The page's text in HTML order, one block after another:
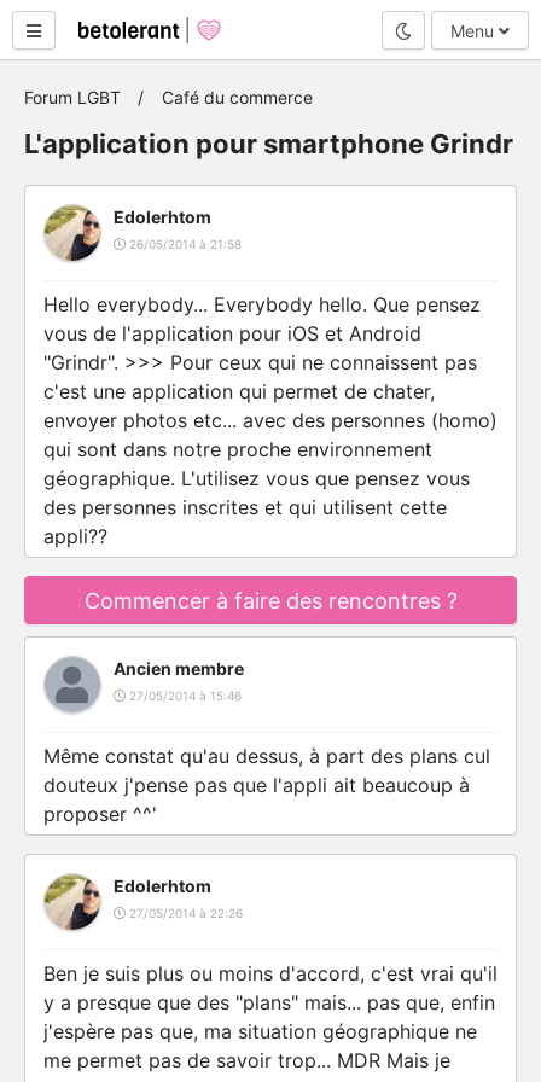
Mode nuit
Menu
Forum LGBT Café du commerce
L'application pour smartphone Grindr
Edolerhtom
26/05/2014 à 21:58
Hello everybody... Everybody hello. Que pensez
vous de l'application pour iOS et Android
"Grindr". >>> Pour ceux qui ne connaissent pas
c'est une application qui permet de chater,
envoyer photos etc... avec des personnes (homo)
qui sont dans notre proche environnement
géographique. L'utilisez vous que pensez vous
des personnes inscrites et qui utilisent cette
appli??
Commencer à faire des rencontres ?
Ancien membre
27/05/2014 à 15:46
Même constat qu'au dessus, à part des plans cul
douteux j'pense pas que l'appli ait beaucoup à
proposer ^^'
Edolerhtom
27/05/2014 à 22:26
Ben je suis plus ou moins d'accord, c'est vrai qu'il
y a presque que des "plans" mais... pas que, enfin
j'espère pas que, ma situation géographique ne
me permet pas de savoir trop... MDR Mais je